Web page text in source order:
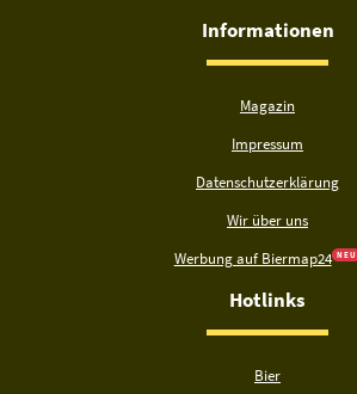
Informationen
Magazin
Impressum
Datenschutzerklärung
Wir über uns
Werbung auf Biermap24 N E U
Hotlinks
Bier